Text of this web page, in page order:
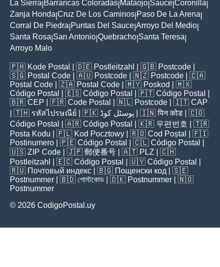
La Sierra Barrancas Coloradas Mataojo Sauce Coronilla
Zanja Honda Cruz De Los Caminos Paso De La Arena
Corral De Piedra Puntas Del Sauce Arroyo Del Medio
Santa Rosa San Antonio Quebracho Santa Teresa
Arroyo Malo
🇵🇭 Kode Postal | 🇩🇪 Postleitzahl | 🇬🇧 Postcode
🇸🇬 Postal Code | 🇦🇺 Postcode | 🇳🇿 Postcode | 🇨🇦
Postal Code | 🇿🇦 Postal Code | 🇲🇾 Poskod
| 🇲🇽
Código Postal
| 🇪🇸 Código Postal | 🇵🇹 Código Postal
🇧🇷 CEP | 🇫🇷 Code Postal | 🇳🇱 Postcode | 🇮🇹 CAP
| 🇹🇭 รหัสไปรษณีย์ | 🇵🇰 پوسٹل کوڈ | 🇮🇳पिन कोड | 🇨🇴
Código Postal
| 🇦🇷 Código Postal | 🇰🇷 우편번호
| 🇹🇷
Posta Kodu | 🇵🇱 Kod Pocztowy | 🇷🇴 Cod Poștal
| 🇫🇮
Postinumero | 🇵🇪 Código Postal | 🇨🇱 Código Postal
🇺🇸 ZIP Code | 🇯🇵 郵便番号 | 🇦🇹 PLZ | 🇨🇭
Postleitzahl
| 🇪🇨 Código Postal | 🇺🇾 Código Postal
🇷🇺 Почтовый индекс | 🇧🇬 Пощенски код | 🇸🇪
Postnummer | 🇧🇩 পোস্টকোড | 🇩🇰 Postnummer | 🇳🇴
Postnummer
© 2026 CodigoPostal.uy